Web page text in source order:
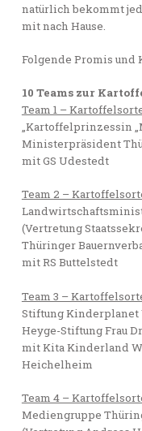
natürlich bekommt
mit nach Hause.
Folgende Promis
10 Teams zur
Team 1 –
„Kartoffelprinzessin
Ministerpräsident
mit GS Udestedt
Team 2 –
(Vertretung
Thüringer
mit RS Buttelstedt
Team 3 –
Stiftung
Heyge-Stiftung Frau
mit Kita Kinderland
Heichelheim
Team 4 –
Mediengruppe